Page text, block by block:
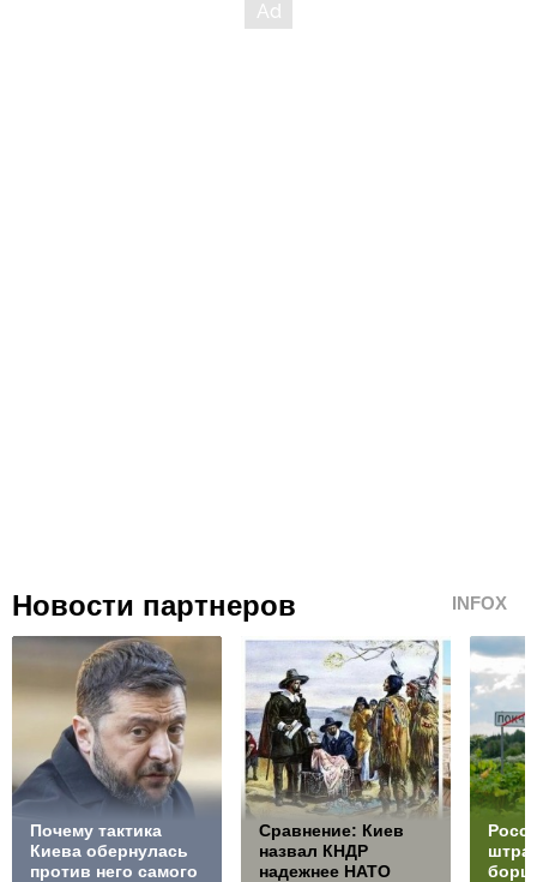
Новости партнеров INFOX
Почему тактика
Киева обернулась
против него самого
Сравнение: Киев
назвал КНДР
надежнее НАТО